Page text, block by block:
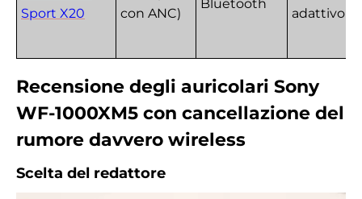
Sport X20
con ANC)
Bluetooth
adattivo
Recensione degli auricolari Sony
WF-1000XM5 con cancellazione del
rumore davvero wireless
Scelta del redattore